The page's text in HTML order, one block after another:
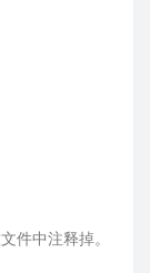
件中注释掉。